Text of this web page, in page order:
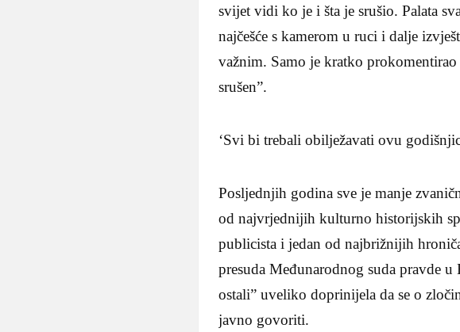
svijet vidi ko je i šta je srušio. Palata
najčešće s kamerom u ruci i dalje
važnim. Samo je kratko
srušen”.
‘Svi bi trebali obilježavati ovu
Posljednjih godina sve je manje
od najvrjednijih kulturno historijskih
publicista i jedan od najbrižnijih
presuda Međunarodnog suda pravde
ostali” uveliko doprinijela da se o
javno govoriti.